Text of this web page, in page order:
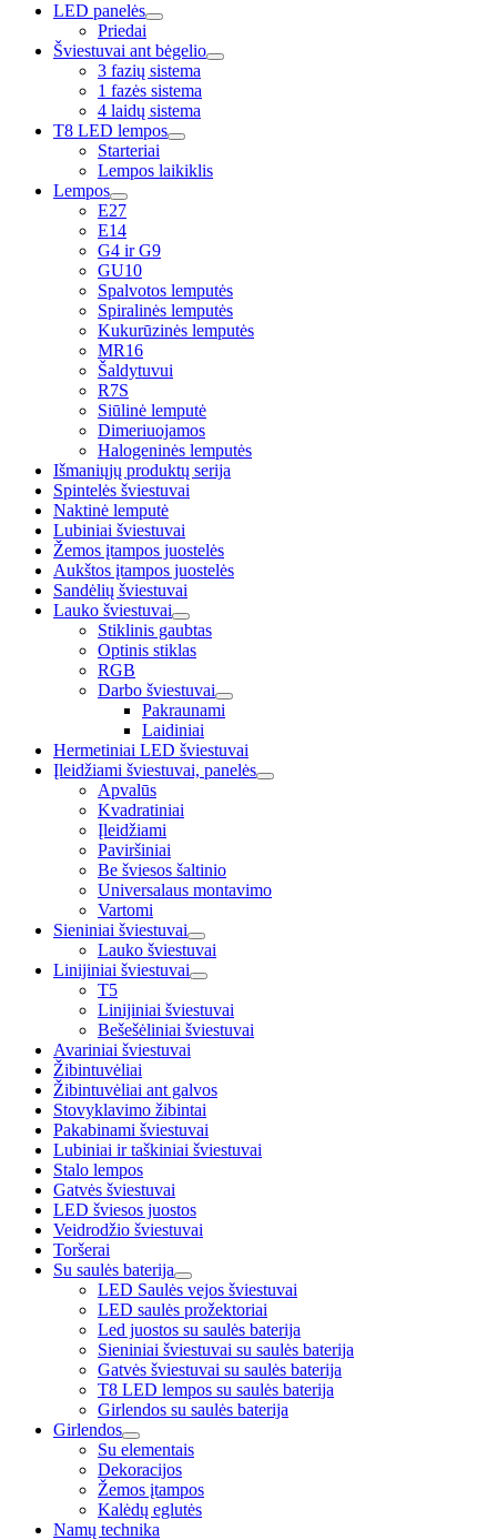
LED panelės
Priedai
Šviestuvai ant bėgelio
3 fazių sistema
1 fazės sistema
4 laidų sistema
T8 LED lempos
Starteriai
Lempos laikiklis
Lempos
E27
E14
G4 ir G9
GU10
Spalvotos lemputės
Spiralinės lemputės
Kukurūzinės lemputės
MR16
Šaldytuvui
R7S
Siūlinė lemputė
Dimeriuojamos
Halogeninės lemputės
Išmaniųjų produktų serija
Spintelės šviestuvai
Naktinė lemputė
Lubiniai šviestuvai
Žemos įtampos juostelės
Aukštos įtampos juostelės
Sandėlių šviestuvai
Lauko šviestuvai
Stiklinis gaubtas
Optinis stiklas
RGB
Darbo šviestuvai
Pakraunami
Laidiniai
Hermetiniai LED šviestuvai
Įleidžiami šviestuvai, panelės
Apvalūs
Kvadratiniai
Įleidžiami
Paviršiniai
Be šviesos šaltinio
Universalaus montavimo
Vartomi
Sieniniai šviestuvai
Lauko šviestuvai
Linijiniai šviestuvai
T5
Linijiniai šviestuvai
Bešešėliniai šviestuvai
Avariniai šviestuvai
Žibintuvėliai
Žibintuvėliai ant galvos
Stovyklavimo žibintai
Pakabinami šviestuvai
Lubiniai ir taškiniai šviestuvai
Stalo lempos
Gatvės šviestuvai
LED šviesos juostos
Veidrodžio šviestuvai
Toršerai
Su saulės baterija
LED Saulės vejos šviestuvai
LED saulės prožektoriai
Led juostos su saulės baterija
Sieniniai šviestuvai su saulės baterija
Gatvės šviestuvai su saulės baterija
T8 LED lempos su saulės baterija
Girlendos su saulės baterija
Girlendos
Su elementais
Dekoracijos
Žemos įtampos
Kalėdų eglutės
Namų technika